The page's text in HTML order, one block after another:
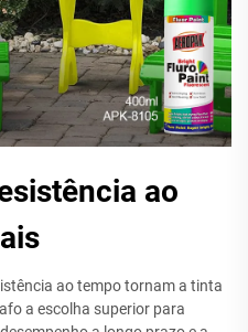
ao
ao tempo tornam a tinta
a escolha superior para